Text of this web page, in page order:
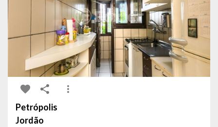
Petrópolis
Jordão